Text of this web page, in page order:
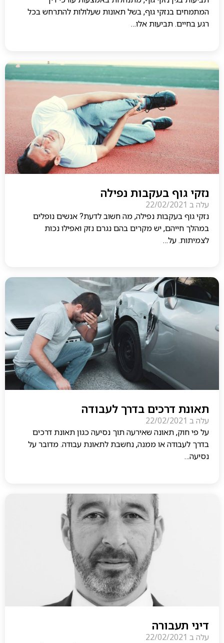
המתמחים בנזקי גוף, בשל תאונות שעלולות להתרחש בכל
רגע בחיים. תביעות אלו…
נזקי גוף בעקבות נפילה
עלה ב 22/02/2021
נזקי גוף בעקבות נפילה, מה חשוב לדעת? אנשים נופלים
במהלך חייהם, יש מקרים בהם נגרם נזק ואפילו נכות
לצמיתות. על…
תאונת דרכים בדרך לעבודה
עלה ב 22/02/2021
על פי חוק, תאונה שאירעה תוך נסיעה כגון תאונת דרכים
בדרך לעבודה או ממנה, נחשבת לתאונת עבודה. מדובר על
נסיעה…
דיני תעבורה
עלה ב 22/02/2021